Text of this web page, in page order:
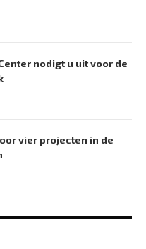
nodigt u uit voor de
vier projecten in de